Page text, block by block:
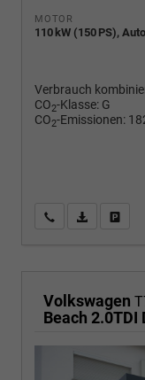
MOTOR
110 kW (150 PS),
Verbrauch
CO2-Klasse: G
CO2-Emissionen:
Wir rufen Sie an
PDF-
Volkswagen
Beach 2.0TDI